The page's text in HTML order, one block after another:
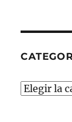
Categorías